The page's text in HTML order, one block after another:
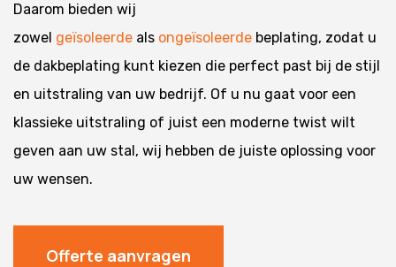
Daarom bieden wij
zowel geïsoleerde als ongeïsoleerde beplating, zodat u
de dakbeplating kunt kiezen die perfect past bij de stijl
en uitstraling van uw bedrijf. Of u nu gaat voor een
klassieke uitstraling of juist een moderne twist wilt
geven aan uw stal, wij hebben de juiste oplossing voor
uw wensen.
Offerte aanvragen